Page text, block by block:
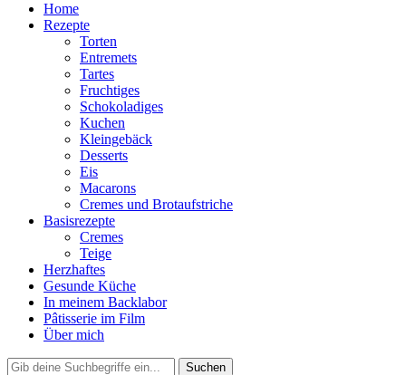
Home
Rezepte
Torten
Entremets
Tartes
Fruchtiges
Schokoladiges
Kuchen
Kleingebäck
Desserts
Eis
Macarons
Cremes und Brotaufstriche
Basisrezepte
Cremes
Teige
Herzhaftes
Gesunde Küche
In meinem Backlabor
Pâtisserie im Film
Über mich